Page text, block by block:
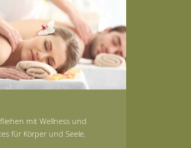
mit Wellness und
für Körper und Seele.